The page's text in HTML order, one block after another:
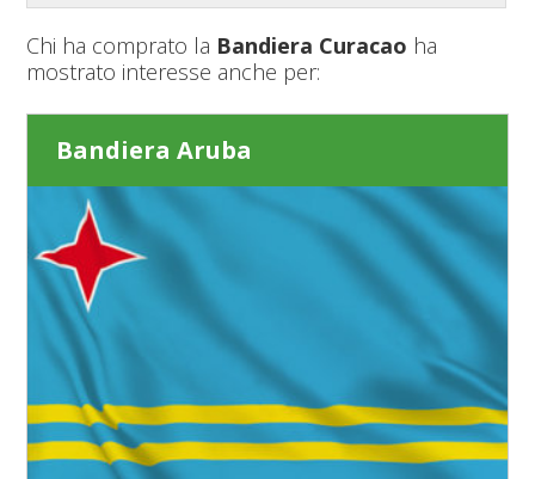
Chi ha comprato la Bandiera Curacao ha
mostrato interesse anche per:
Bandiera Aruba